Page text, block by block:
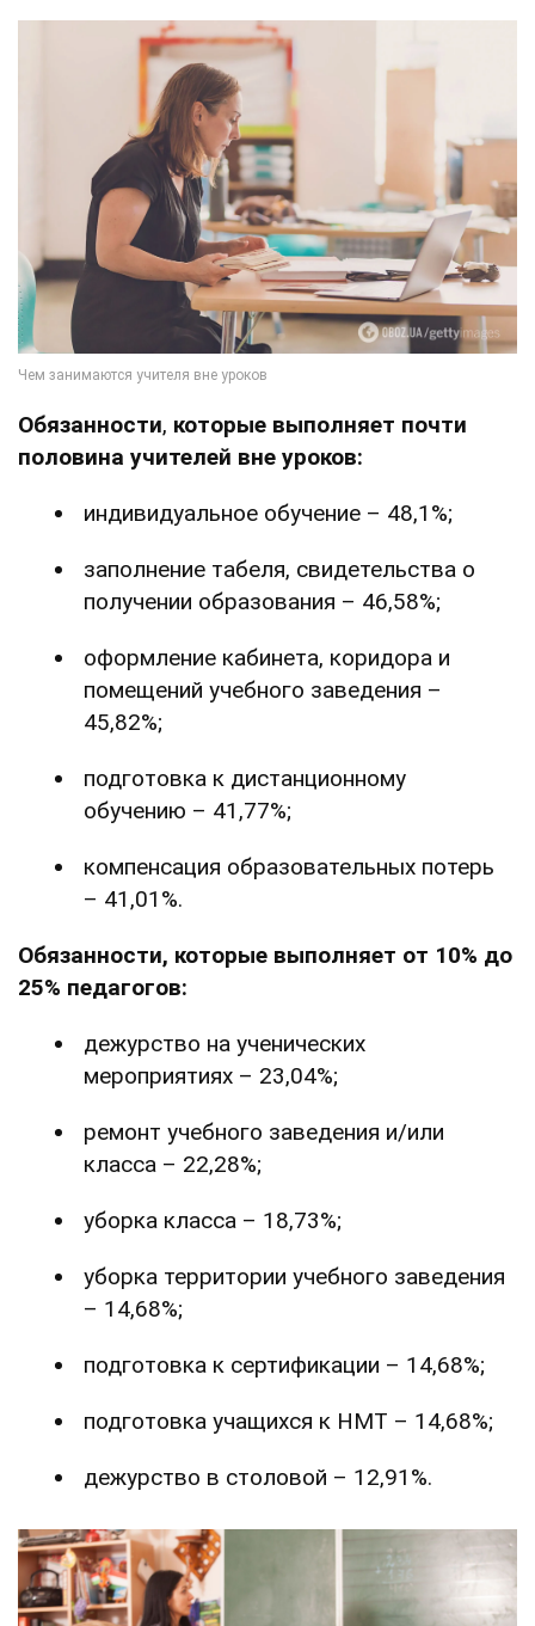
Обязанности, которые выполняет почти
половина учителей вне уроков:
индивидуальное обучение – 48,1%;
заполнение табеля, свидетельства о
получении образования – 46,58%;
оформление кабинета, коридора и
помещений учебного заведения –
45,82%;
подготовка к дистанционному
обучению – 41,77%;
компенсация образовательных потерь
– 41,01%.
Обязанности, которые выполняет от 10% до
25% педагогов:
дежурство на ученических
мероприятиях – 23,04%;
ремонт учебного заведения и/или
класса – 22,28%;
уборка класса – 18,73%;
уборка территории учебного заведения
– 14,68%;
подготовка к сертификации – 14,68%;
подготовка учащихся к НМТ – 14,68%;
дежурство в столовой – 12,91%.